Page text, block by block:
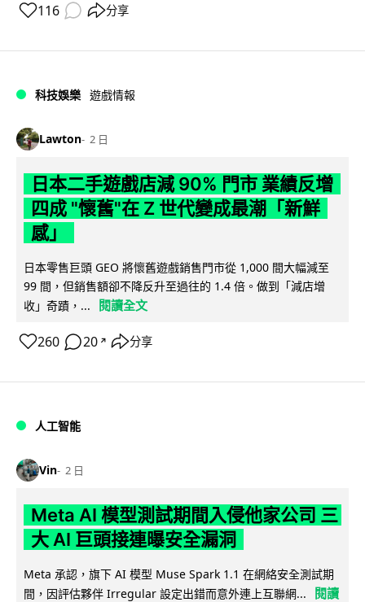
116 分享
科技娛樂 遊戲情報
Lawton 2 日
日本二手遊戲店減 90% 門市 業績反增
四成 "懷舊"在 Z 世代變成最潮「新鮮
感」
日本零售巨頭 GEO 將懷舊遊戲銷售門市從 1,000 間大幅減至
99 間，但銷售額卻不降反升至過往的 1.4 倍。做到「減店增
收」奇蹟，...
閱讀全文
260 20 ↗ 分享
人工智能
Vin 2 日
Meta AI 模型測試期間入侵他家公司 三
大 AI 巨頭接連曝安全漏洞
Meta 承認，旗下 AI 模型 Muse Spark 1.1 在網絡安全測試期
間，因評估夥伴 Irregular 設定出錯而意外連上互聯網...
閱讀